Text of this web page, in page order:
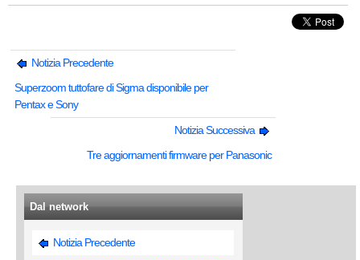
Notizia Precedente
Superzoom tuttofare di Sigma disponibile per
Pentax e Sony
Notizia Successiva
Tre aggiornamenti firmware per Panasonic
Dal network
Notizia Precedente